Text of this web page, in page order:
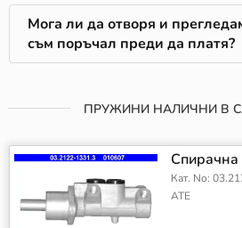
Мога ли да отворя и
съм поръчал преди да платя?
ПРУЖИНИ НАЛИЧНИ В
Спирачна
Кат. No:
ATE